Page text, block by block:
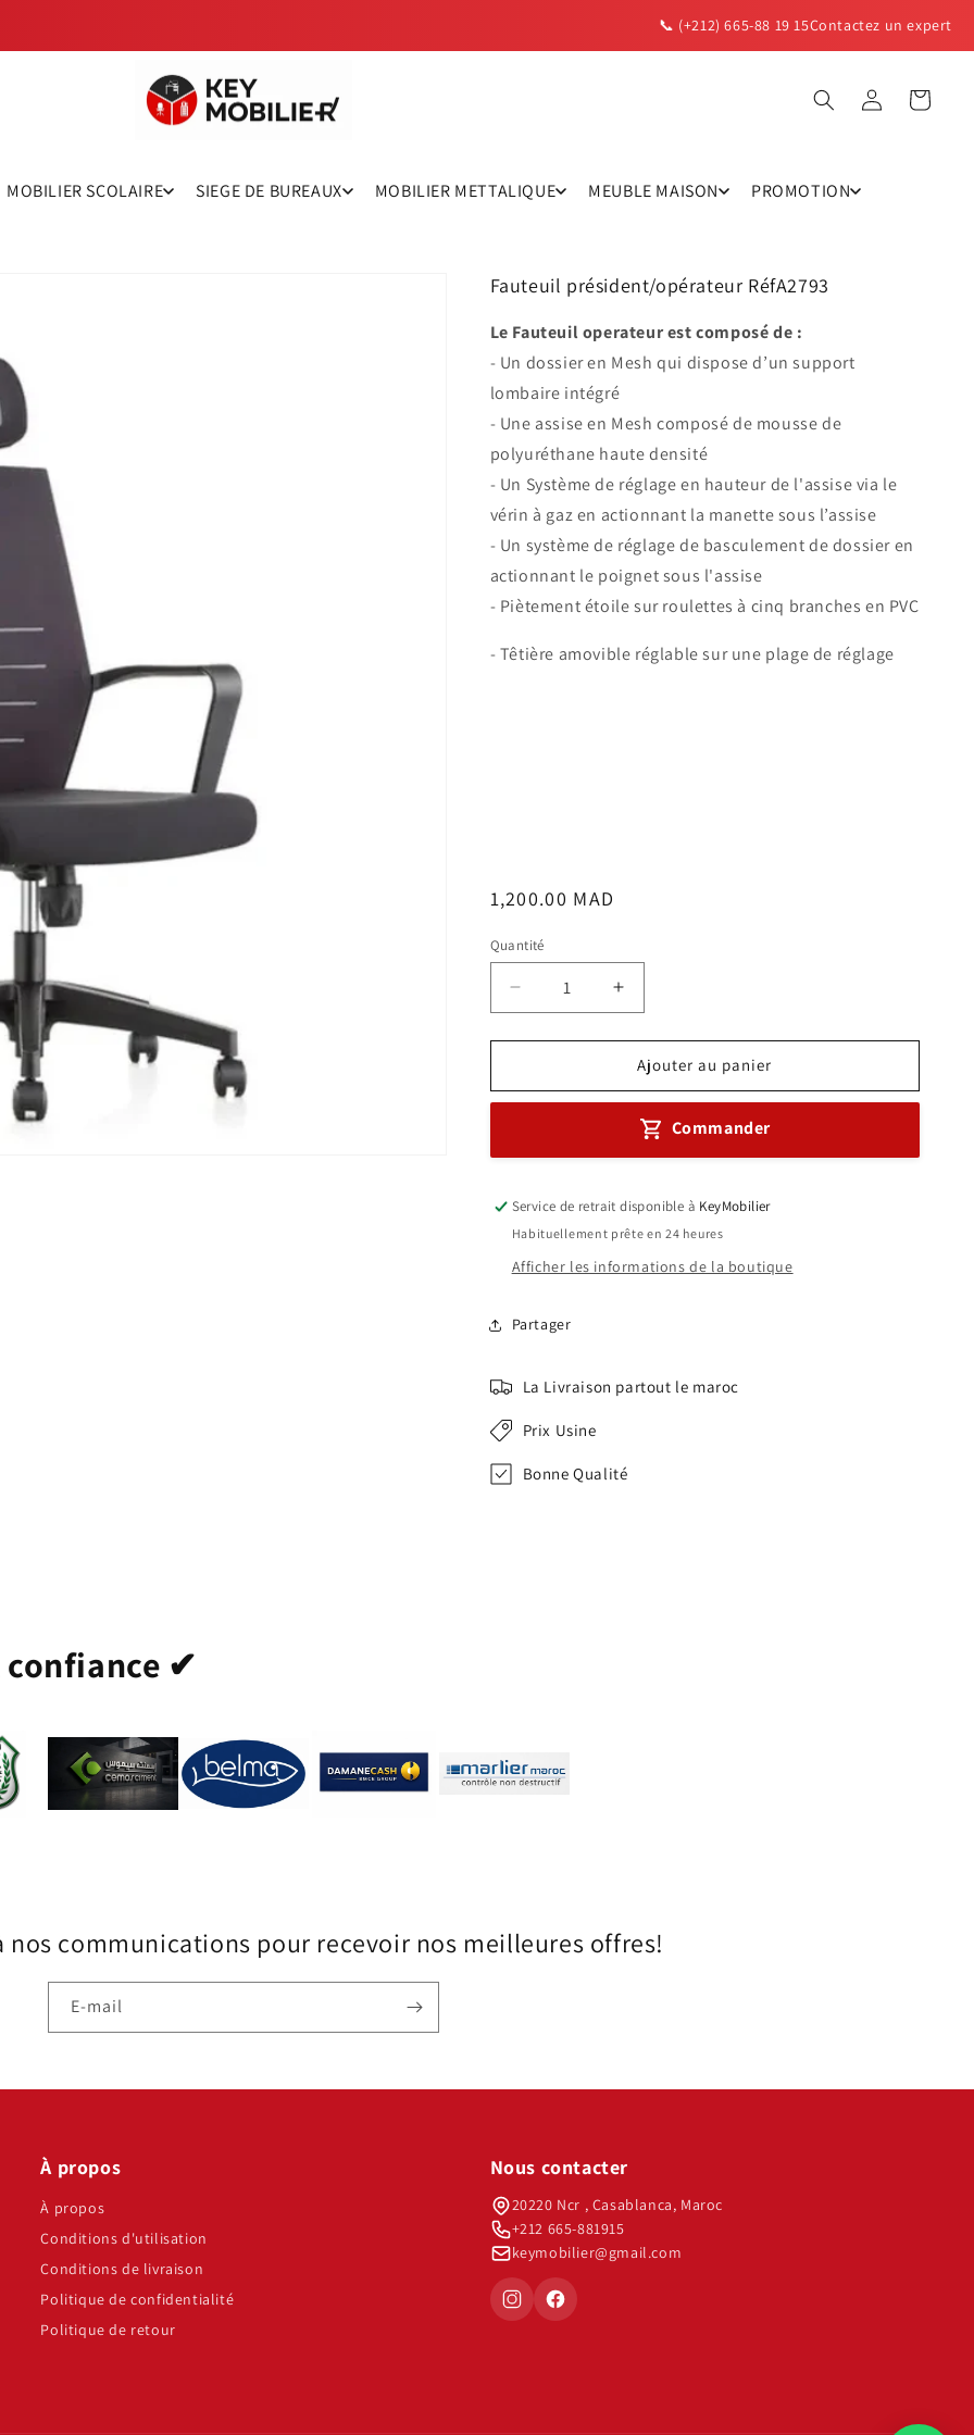
📞 (+212) 665-88 19 15Contactez un expert
Connexion Panier
MOBILIER SCOLAIRE SIEGE DE BUREAUX MOBILIER METTALIQUE MEUBLE MAISON PROMOTION
Fauteuil président/opérateur RéfA2793
Le Fauteuil operateur est composé de :
- Un dossier en Mesh qui dispose d’un support
lombaire intégré
- Une assise en Mesh composé de mousse de
polyuréthane haute densité
- Un Système de réglage en hauteur de l'assise via le
vérin à gaz en actionnant la manette sous l’assise
- Un système de réglage de basculement de dossier en
actionnant le poignet sous l'assise
- Piètement étoile sur roulettes à cinq branches en PVC
- Têtière amovible réglable sur une plage de réglage
Prix
1,200.00 MAD
Quantité
Réduire
la
quantité
Fauteuil
A2793
Augmenter
la
quantité
de
Fauteuil
Réf
A2793
Ajouter au panier
Commander
Service de retrait disponible à KeyMobilier
Habituellement prête en 24 heures
Afficher les informations de la boutique
Partager
La Livraison partout le maroc
Prix Usine
Bonne Qualité
confiance ✔
nos communications pour recevoir nos meilleures offres!
E-mail
À propos
À propos
Conditions d'utilisation
Conditions de livraison
Politique de confidentialité
Politique de retour
Nous contacter
20220 Ncr , Casablanca, Maroc
+212 665-881915
keymobilier@gmail.com